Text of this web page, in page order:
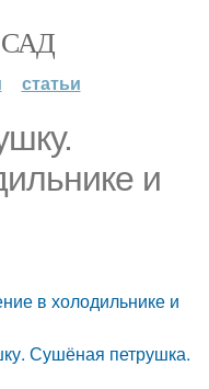
статьи
и
в холодильнике и
Сушёная петрушка.